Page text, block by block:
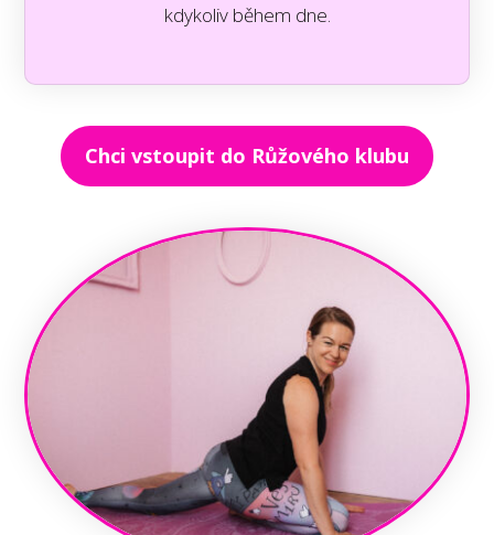
kdykoliv během dne.
Chci vstoupit do Růžového klubu